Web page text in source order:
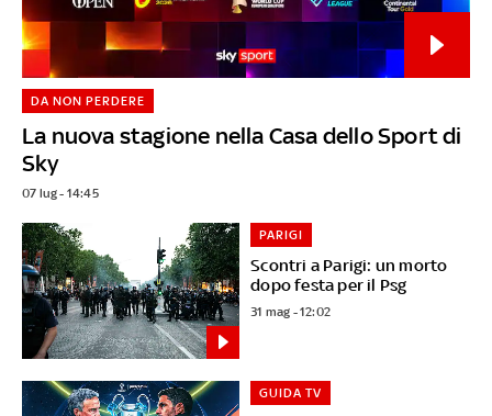
La nuova stagione nella Casa dello Sport di
Sky
DA NON PERDERE
07 lug - 14:45
Scontri a Parigi: un morto
dopo festa per il Psg
PARIGI
31 mag - 12:02
GUIDA TV